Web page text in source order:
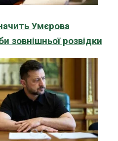
Умєрова
зовнішньої розвідки